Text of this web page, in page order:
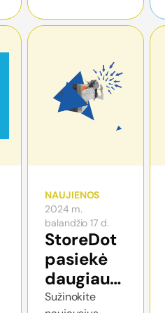
iškilmingas
NAUJIENOS
2024 m.
balandžio 17 d.
StoreDot
pasiekė
daugiau
nei 2000
Sužinokite